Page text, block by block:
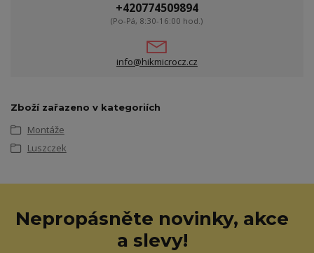
+420774509894
(Po-Pá, 8:30-16:00 hod.)
info@hikmicrocz.cz
Zboží zařazeno v kategoriích
Montáže
Luszczek
Nepropásněte novinky, akce
a slevy!